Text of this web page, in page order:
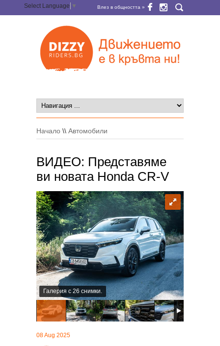
Select Language ▼ Влез в общността »
Начало \\ Автомобили
ВИДЕО: Представяме
ви новата Honda CR-V
Галерия с 26 снимки.
08 Aug 2025